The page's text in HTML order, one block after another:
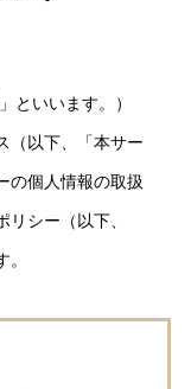
といいます。）
（以下、「本サー
の個人情報の取扱
シー（以下、